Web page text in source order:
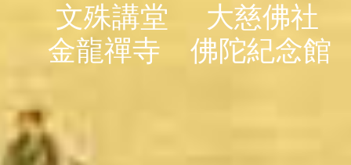
文殊講堂
大慈佛社
金龍禪寺
佛陀紀念館